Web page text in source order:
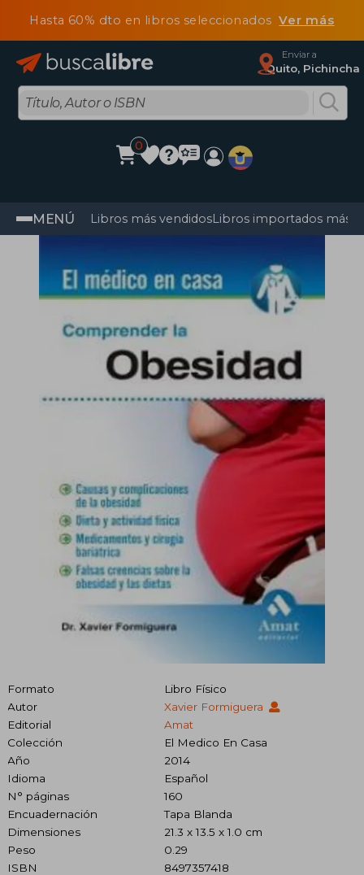
Hasta 60% dto en libros seleccionadosVer más
Enviar a
Quito, Pichincha
0
MENÚ Libros más vendidosLibros importados más
Formato
Libro Físico
Autor
Xavier Formiguera
Editorial
Amat
Colección
El Medico En Casa
Año
2014
Idioma
Español
N° páginas
160
Encuadernación
Tapa Blanda
Dimensiones
21.3 x 13.5 x 1.0 cm
Peso
0.29
ISBN
8497357418